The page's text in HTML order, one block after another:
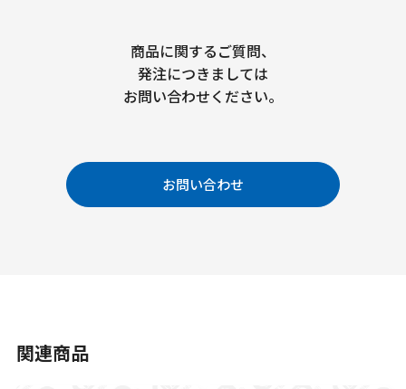
商品に関するご質問、
発注につきましては
お問い合わせください。
お問い合わせ
関連商品